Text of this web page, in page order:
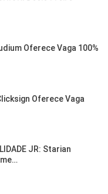
Oferece Vaga 100%
Oferece Vaga
JR: Starian